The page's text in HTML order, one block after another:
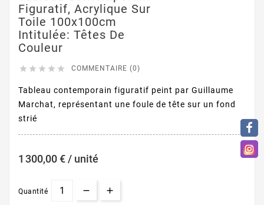
Figuratif, Acrylique Sur
Toile 100x100cm
Intitulée: Têtes De
Couleur
     COMMENTAIRE (0)
Tableau contemporain figuratif peint par Guillaume
Marchat, représentant une foule de tête sur un fond
strié
1 300,00 € / unité
Quantité